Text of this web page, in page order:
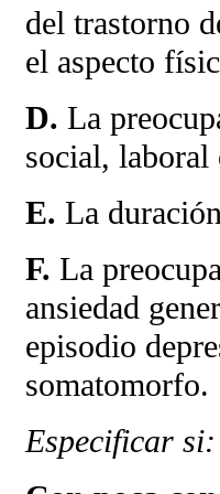
del trastorno
el aspecto
D. La
social, laboral
E. La
F. La
ansiedad
episodio
somatomorfo.
Especificar si: